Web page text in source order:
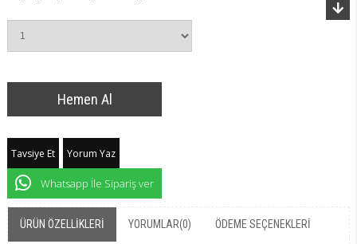
Tavsiye Et Yorum Yaz
Whatsapp İle Sipariş ver
ÜRÜN ÖZELLIKLERI YORUMLAR(0) ÖDEME SEÇENEKLERI